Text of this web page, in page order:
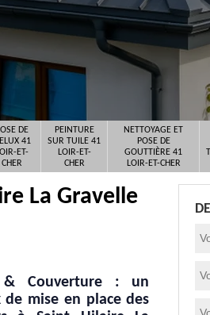
DE
41
ET-
CHER
PEINTURE
SUR TUILE 41
LOIR-ET-
CHER
NETTOYAGE ET
POSE DE
GOUTTIÈRE 41
LOIR-ET-CHER
La Gravelle
& Couverture : un
mise en place des